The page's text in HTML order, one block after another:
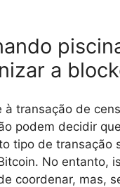
a
à transação de
podem decidir
tipo de transação
No entanto,
coordenar, mas,